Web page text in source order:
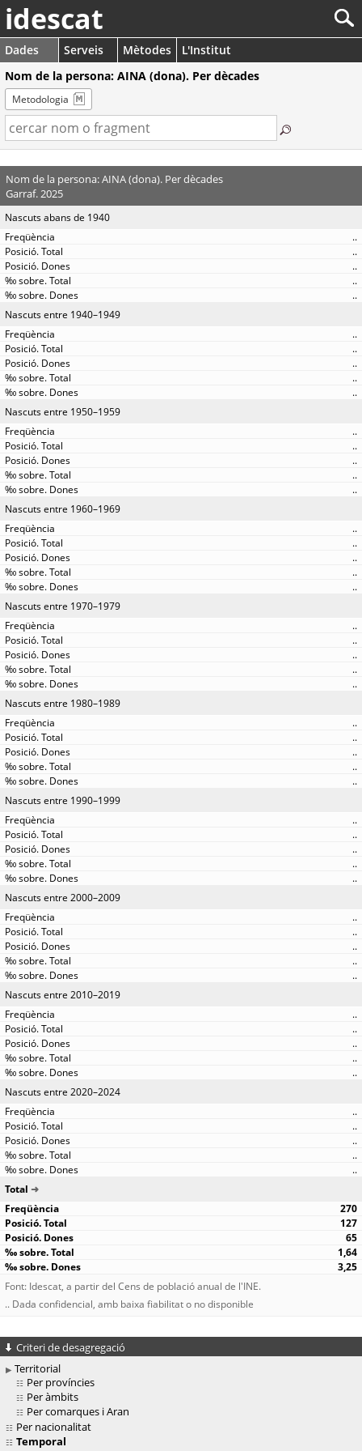
idescat
Dades Serveis Mètodes
L'Institut
Nom de la persona: AINA (dona). Per dècades
Metodologia
Nom de la persona: AINA (dona). Per dècades
Garraf. 2025
Nascuts abans de 1940
..
..
..
..
..
Nascuts entre 1940–1949
..
..
..
..
..
Nascuts entre 1950–1959
..
..
..
..
..
Nascuts entre 1960–1969
..
..
..
..
..
Nascuts entre 1970–1979
..
..
..
..
..
Nascuts entre 1980–1989
..
..
..
..
..
Nascuts entre 1990–1999
..
..
..
..
..
Nascuts entre 2000–2009
..
..
..
..
..
Nascuts entre 2010–2019
..
..
..
..
..
Nascuts entre 2020–2024
..
..
..
..
..
Total
270
127
65
1,64
3,25
Font: Idescat, a partir del Cens de població anual de l'INE.
.. Dada confidencial, amb baixa fiabilitat o no disponible
Criteri de desagregació
Territorial
Per províncies
Per àmbits
Per comarques i Aran
Per nacionalitat
Temporal